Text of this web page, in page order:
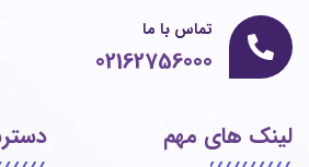
تماس با ما
02162756000
لینک های مهم